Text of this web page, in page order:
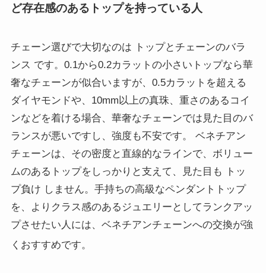
ど存在感のあるトップを持っている人
チェーン選びで大切なのは トップとチェーンのバラ
ンス です。0.1から0.2カラットの小さいトップなら華
奢なチェーンが似合いますが、0.5カラットを超える
ダイヤモンドや、10mm以上の真珠、重さのあるコイ
ンなどを着ける場合、華奢なチェーンでは見た目のバ
ランスが悪いですし、強度も不安です。 ベネチアン
チェーンは、その密度と直線的なラインで、ボリュー
ムのあるトップをしっかりと支えて、見た目も トッ
プ負け しません。手持ちの高級なペンダントトップ
を、よりクラス感のあるジュエリーとしてランクアッ
プさせたい人には、ベネチアンチェーンへの交換が強
くおすすめです。